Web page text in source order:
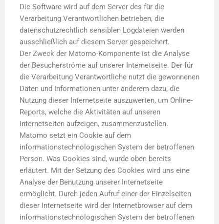
Die Software wird auf dem Server des für die
Verarbeitung Verantwortlichen betrieben, die
datenschutzrechtlich sensiblen Logdateien werden
ausschließlich auf diesem Server gespeichert.
Der Zweck der Matomo-Komponente ist die Analyse
der Besucherströme auf unserer Internetseite. Der für
die Verarbeitung Verantwortliche nutzt die gewonnenen
Daten und Informationen unter anderem dazu, die
Nutzung dieser Internetseite auszuwerten, um Online-
Reports, welche die Aktivitäten auf unseren
Internetseiten aufzeigen, zusammenzustellen.
Matomo setzt ein Cookie auf dem
informationstechnologischen System der betroffenen
Person. Was Cookies sind, wurde oben bereits
erläutert. Mit der Setzung des Cookies wird uns eine
Analyse der Benutzung unserer Internetseite
ermöglicht. Durch jeden Aufruf einer der Einzelseiten
dieser Internetseite wird der Internetbrowser auf dem
informationstechnologischen System der betroffenen